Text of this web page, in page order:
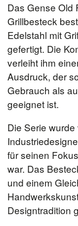
Das Gense Old
Grillbesteck
Edelstahl mit
gefertigt. Die
verleiht ihm
Ausdruck, der
Gebrauch als
geeignet ist.
Die Serie
für seinen
war. Das
und einem
Designtradition